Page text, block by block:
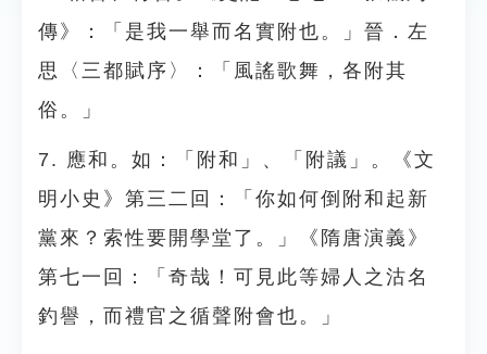
傳》：「是我一舉而名實附也。」晉．左
思〈三都賦序〉：「風謠歌舞，各附其
俗。」
7. 應和。如：「附和」、「附議」。《文
明小史》第三二回：「你如何倒附和起新
黨來？索性要開學堂了。」《隋唐演義》
第七一回：「奇哉！可見此等婦人之沽名
釣譽，而禮官之循聲附會也。」